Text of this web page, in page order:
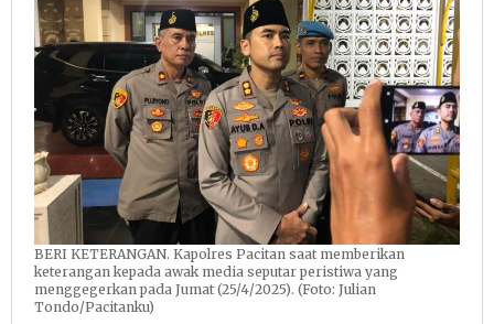
BERI KETERANGAN. Kapolres Pacitan saat memberikan
keterangan kepada awak media seputar peristiwa yang
menggegerkan pada Jumat (25/4/2025). (Foto: Julian
Tondo/Pacitanku)